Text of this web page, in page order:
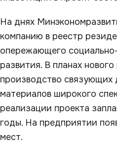
На днях
компанию в реестр
опережающего
развития. В планах
производство связующих
материалов широкого
реализации проекта
годы. На предприятии
мест.